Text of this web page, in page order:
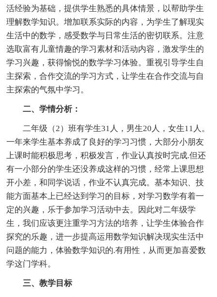
活经验为基础，提供学生熟悉的具体情景，以帮助学生
理解数学知识。增加联系实际的内容，为学生了解现实
生活中的数学，感受数学与日常生活的密切联系。注意
选取富有儿童情趣的学习素材和活动内容，激发学生的
学习兴趣，获得愉悦的数学学习体验。重视引导学生自
主探索，合作交流的学习方式，让学生在合作交流与自
主探索的气氛中学习。
二、学情分析：
二年级（2）班有学生31人，男生20人，女生11人。
一年来学生基本养成了良好的学习习惯，大部分小朋友
上课时能积极思考，积极发言，作业认真按时完成.但还
有一小部分的学生还没养成这样的习惯，经常上课思想
开小差，和同学说话，作业不认真完成。基本知识、技
能方面基本上已经达到学习的目标，对学习数学有着一
定的兴趣，乐于参加学习活动中去。因此对二年级学
生，我们应该更注重学习方法的培养，让学生体验合作
探究的乐趣，进一步提高运用数学知识解决现实生活中
问题的能力，体验数学知识的.有用性，从而更加喜爱数
学这门学科。
三、教学目标